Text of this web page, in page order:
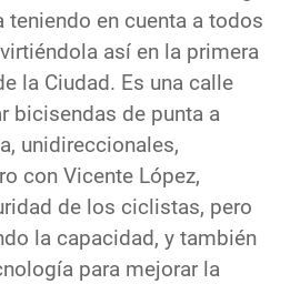
teniendo en cuenta a todos
así en la primera
la Ciudad. Es una calle
bicisendas de punta a
unidireccionales,
con Vicente López,
de los ciclistas, pero
la capacidad, y también
para mejorar la